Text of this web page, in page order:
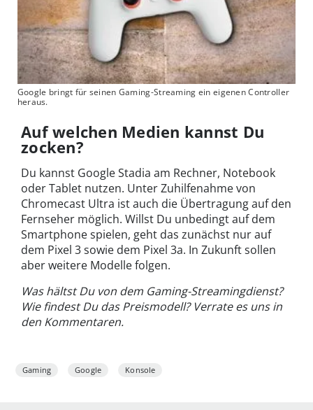
Google bringt für seinen Gaming-Streaming ein eigenen Controller
heraus.
Auf welchen Medien kannst Du
zocken?
Du kannst Google Stadia am Rechner, Notebook
oder Tablet nutzen. Unter Zuhilfenahme von
Chromecast Ultra ist auch die Übertragung auf den
Fernseher möglich. Willst Du unbedingt auf dem
Smartphone spielen, geht das zunächst nur auf
dem Pixel 3 sowie dem Pixel 3a. In Zukunft sollen
aber weitere Modelle folgen.
Was hältst Du von dem Gaming-Streamingdienst?
Wie findest Du das Preismodell? Verrate es uns in
den Kommentaren.
Gaming Google Konsole